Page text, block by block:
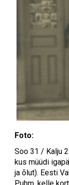
Foto:
Soo 31 / Kalju
kus müüdi
ja õlut). Eesti